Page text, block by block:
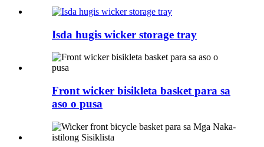
Isda hugis wicker storage tray
Front wicker bisikleta basket para sa
aso o pusa